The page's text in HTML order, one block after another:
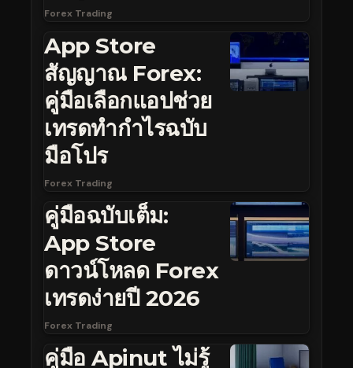
Forex Trading
App Store
สัญญาณ Forex:
คู่มือเลือกแอปช่วย
เทรดทำกำไรฉบับ
มือโปร
Forex Trading
คู่มือฉบับเต็ม:
App Store
ดาวน์โหลด Forex
เทรดง่ายปี 2026
Forex Trading
คู่มือ Apinut ไม่รู้